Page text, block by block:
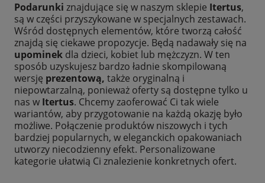
Podarunki znajdujące się w naszym sklepie Itertus,
są w części przyszykowane w specjalnych zestawach.
Wśród dostępnych elementów, które tworzą całość
znajdą się ciekawe propozycje. Będą nadawały się na
upominek dla dzieci, kobiet lub mężczyzn. W ten
sposób uzyskujesz bardzo ładnie skompilowaną
wersję prezentową, także oryginalną i
niepowtarzalną, ponieważ oferty są dostępne tylko u
nas w Itertus. Chcemy zaoferować Ci tak wiele
wariantów, aby przygotowanie na każdą okazję było
możliwe. Połączenie produktów niszowych i tych
bardziej popularnych, w eleganckich opakowaniach
utworzy niecodzienny efekt. Personalizowane
kategorie ułatwią Ci znalezienie konkretnych ofert.